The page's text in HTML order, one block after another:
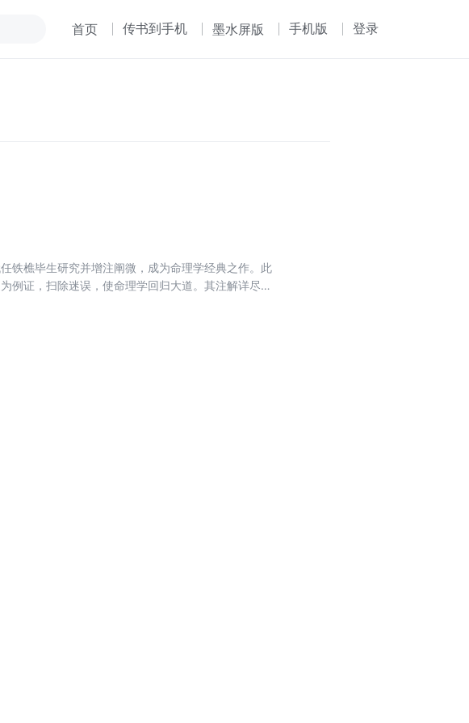
首页 传书到手机 墨水屏版 手机版 登录
铁樵毕生研究并增注阐微，成为命理学经典之作。此
例证，扫除迷误，使命理学回归大道。其注解详尽，